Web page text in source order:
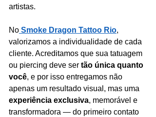
artistas.
No Smoke Dragon Tattoo Rio,
valorizamos a individualidade de cada
cliente. Acreditamos que sua tatuagem
ou piercing deve ser tão única quanto
você, e por isso entregamos não
apenas um resultado visual, mas uma
experiência exclusiva, memorável e
transformadora — do primeiro contato